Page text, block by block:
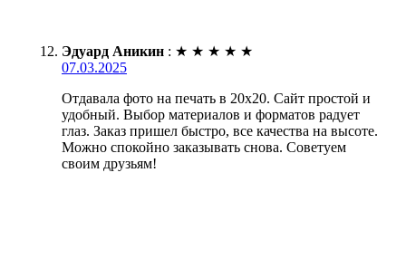
Эдуард Аникин : ★ ★ ★ ★ ★
07.03.2025
Отдавала фото на печать в 20х20. Сайт простой и
удобный. Выбор материалов и форматов радует
глаз. Заказ пришел быстро, все качества на высоте.
Можно спокойно заказывать снова. Советуем
своим друзьям!